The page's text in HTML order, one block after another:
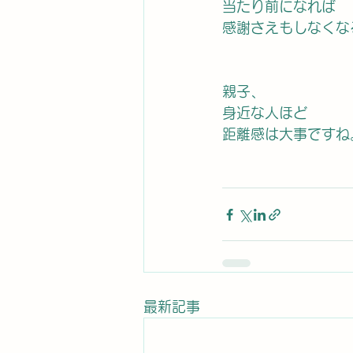
当たり前になれば
感謝さえもしなくな
親子、
身近な人ほど
距離感は大事ですね
最新記事